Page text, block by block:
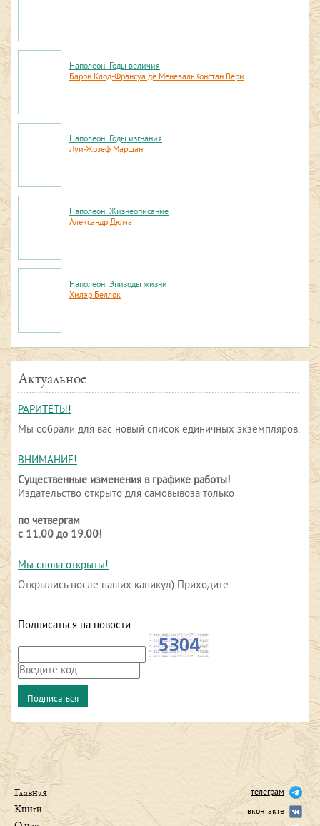
Наполеон. Годы величия
Барон Клод-Франсуа де МеневальКонстан Вери
Наполеон. Годы изгнания
Луи-Жозеф Маршан
Наполеон. Жизнеописание
Александр Дюма
Наполеон. Эпизоды жизни
Хилэр Беллок
Актуальное
РАРИТЕТЫ!
Мы собрали для вас новый список единичных экземпляров.
ВНИМАНИЕ!
Существенные изменения в графике работы!
Издательство открыто для самовывоза только
по четвергам
с 11.00 до 19.00!
Мы снова открыты!
Открылись после наших каникул) Приходите...
Подписаться на новости
Главная
Книги
телеграм
вконтакте